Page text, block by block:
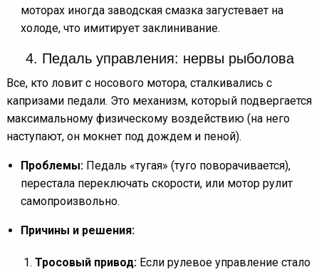
моторах иногда заводская смазка загустевает на
холоде, что имитирует заклинивание.
4. Педаль управления: нервы рыболова
Все, кто ловит с носового мотора, сталкивались с
капризами педали. Это механизм, который подвергается
максимальному физическому воздействию (на него
наступают, он мокнет под дождем и пеной).
Проблемы: Педаль «тугая» (туго поворачивается),
перестала переключать скорости, или мотор рулит
самопроизвольно.
Причины и решения:
Тросовый привод:Если рулевое управление стало